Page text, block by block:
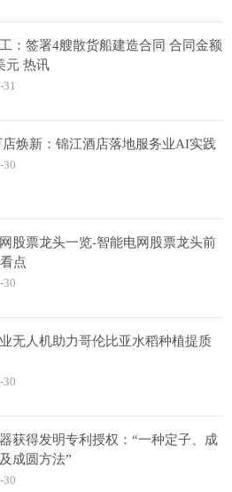
：签署4艘散货船建造合同 合同金额
元 热讯
31
焕新：锦江酒店落地服务业AI实践
30
股票龙头一览-智能电网股票龙头前
点
30
无人机助力哥伦比亚水稻种植提质
30
获得发明专利授权：“一种定子、成
成圆方法”
30